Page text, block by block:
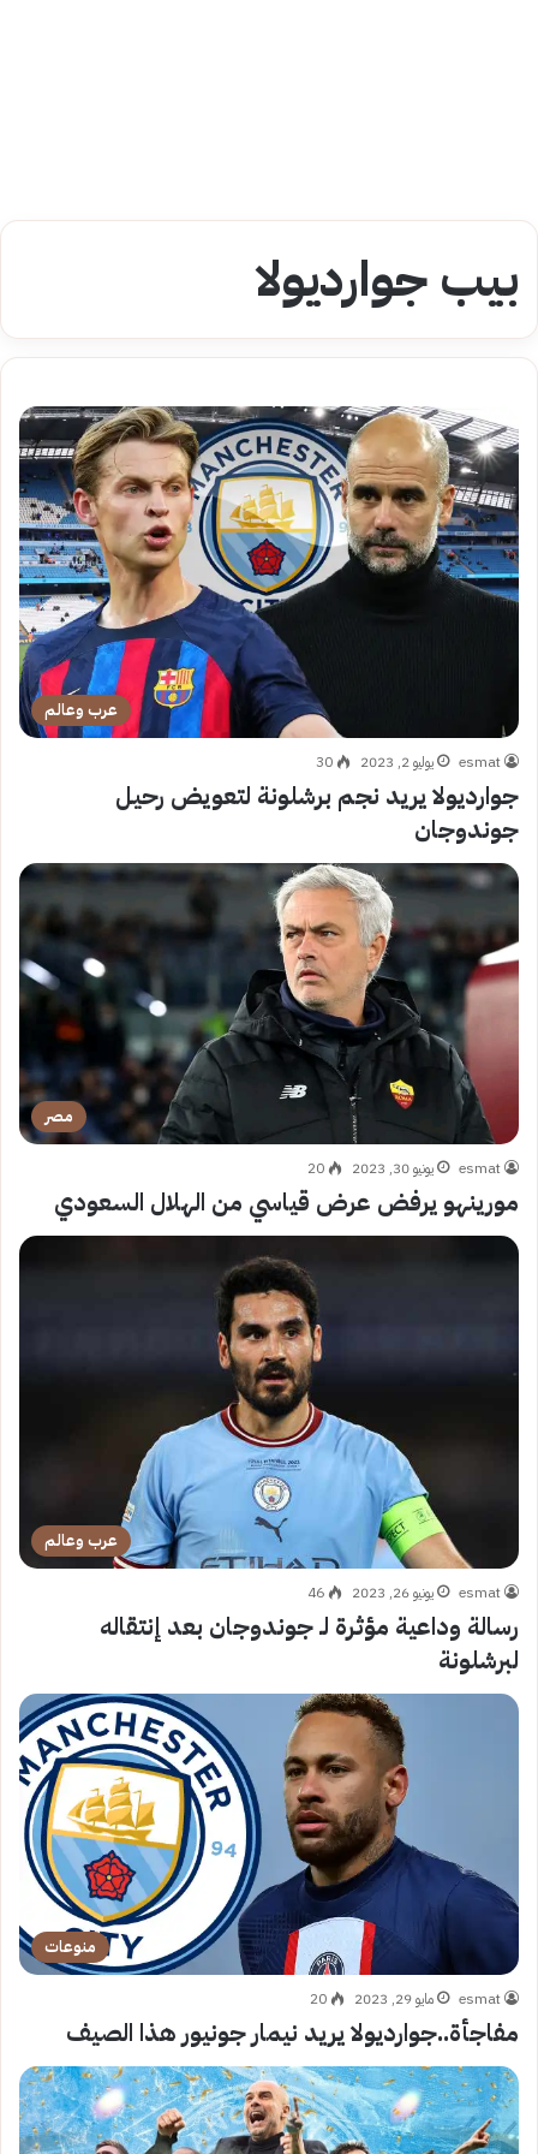
بيب جوارديولا
عرب وعالم
esmat يوليو 2, 2023 30
جوارديولا يريد نجم برشلونة لتعويض رحيل
جوندوجان
مصر
esmat يونيو 30, 2023 20
مورينهو يرفض عرض قياسي من الهلال السعودي
عرب وعالم
esmat يونيو 26, 2023 46
رسالة وداعية مؤثرة لـ جوندوجان بعد إنتقاله
لبرشلونة
منوعات
esmat مايو 29, 2023 20
مفاجأة..جوارديولا يريد نيمار جونيور هذا الصيف